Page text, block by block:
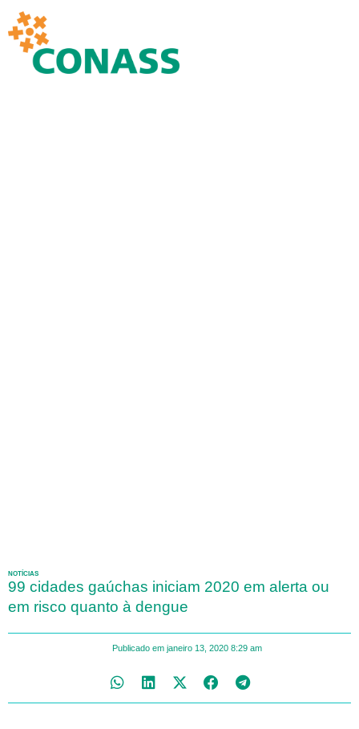
NOTÍCIAS
99 cidades gaúchas iniciam 2020 em alerta ou
em risco quanto à dengue
Publicado em janeiro 13, 2020 8:29 am